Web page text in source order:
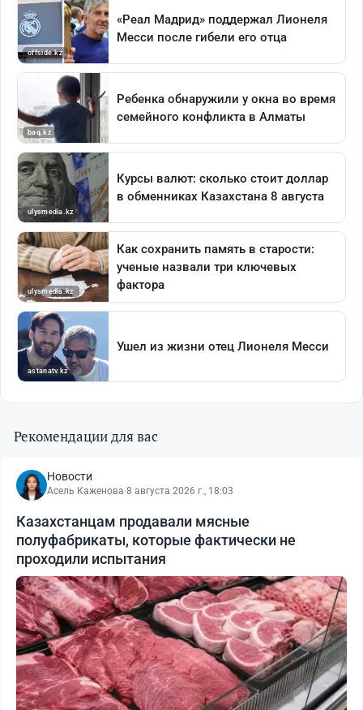
Рекомендации для вас
Новости
Асель Каженова·8 августа 2026 г., 18:03
Казахстанцам продавали мясные
полуфабрикаты, которые фактически не
проходили испытания